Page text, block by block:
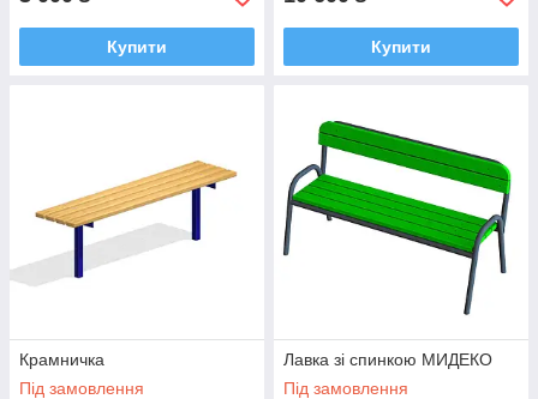
Купити Купити
Крамничка
Під замовлення
Лавка зі спинкою МИДЕКО
Під замовлення